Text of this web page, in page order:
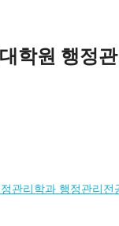
학원 행정
관리학과 행정관리전